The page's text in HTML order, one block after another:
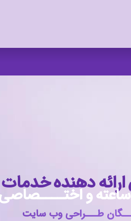
ارائهدهندهخدمات و
طـــراحی وب سایت